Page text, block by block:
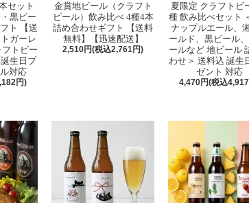
セット
黒ビー
ト 【送
ガーレ
トビー
生日プ
対応
円)
金賞地ビール（クラフト
ビール）飲み比べ 4種4本
詰め合わせギフト 【送料
無料】【迅速配送】
2,510円(税込2,761円)
夏限定 クラフトビ
種 飲み比べセット
ナップルエール、
ールド、黒ビール
ールなど 地ビール
わせ＞ 送料込 誕生
ゼント 対応
4,470円(税込